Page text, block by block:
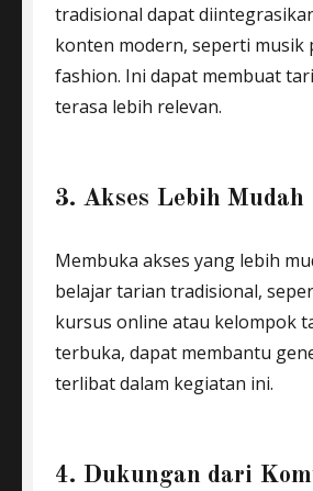
tradisional dapat
konten modern, seperti musik
fashion. Ini dapat membuat
terasa lebih relevan.
3. Akses Lebih Mudah
Membuka akses yang lebih
belajar tarian tradisional,
kursus online atau kelompok
terbuka, dapat membantu
terlibat dalam kegiatan ini.
4. Dukungan dari